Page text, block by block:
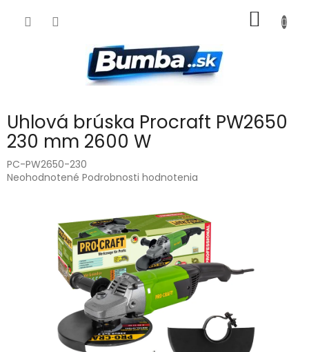
KOŠÍK
Uhlová brúska Procraft PW2650
230 mm 2600 W
PC-PW2650-230
Priemerné
hviezdičiek.
Neohodnotené Podrobnosti hodnotenia